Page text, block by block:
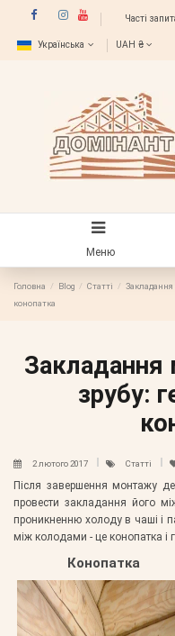
Часті
Українська UAH ₴
Меню
Головна Blog Статті
Закладання
конопатка
Закладання
зрубу:
2 лютого 2017 Статті
Після завершення монтажу
провести закладання його
проникненню холоду в чаші і
між колодами - це конопатка і
Конопатка